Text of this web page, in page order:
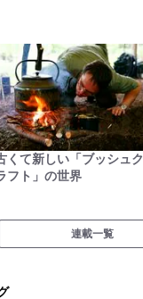
くて新しい「ブッシュク
フト」の世界
連載一覧